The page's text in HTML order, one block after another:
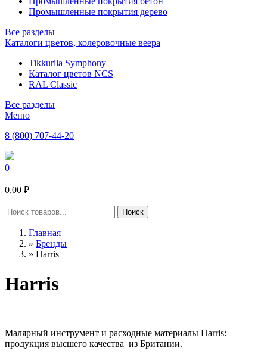
Промышленные покрытия дерево
Все разделы
Каталоги цветов, колеровочные веера
Tikkurila Symphony
Каталог цветов NCS
RAL Classic
Все разделы
Меню
8 (800) 707-44-20
0
0,00 ₽
Главная
» Бренды
» Harris
Harris
Малярный инструмент и расходные материалы Harris:
продукция высшего качества из Британии.